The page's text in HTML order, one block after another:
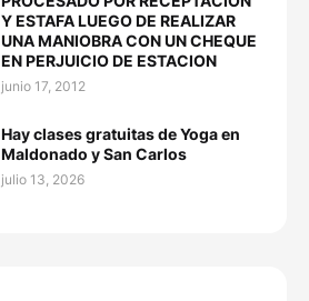
Y ESTAFA LUEGO DE REALIZAR
UNA MANIOBRA CON UN CHEQUE
EN PERJUICIO DE ESTACION
junio 17, 2012
Hay clases gratuitas de Yoga en
Maldonado y San Carlos
julio 13, 2026